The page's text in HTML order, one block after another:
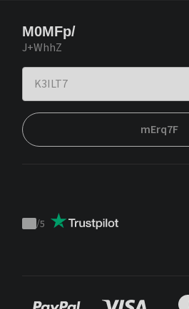
M0MFp/
J+WhhZ
mErq7F
Trustpilot
/5